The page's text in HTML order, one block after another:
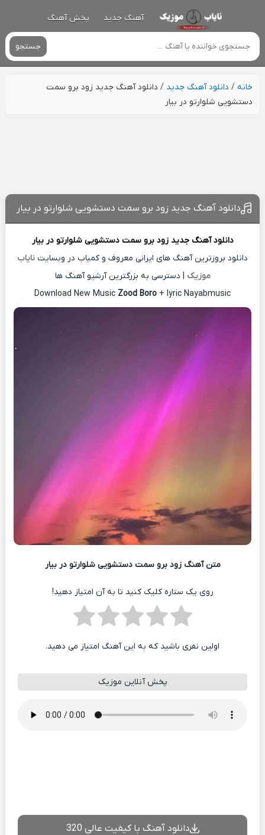
آهنگ جدید پخش آهنگ
جستجو
خانه/ دانلود آهنگ جدید / دانلود آهنگ جدید زود برو سمت
دستشویی شلوارتو در بیار
دانلود آهنگ جدید زود برو سمت دستشویی شلوارتو در بیار
دانلود آهنگ جدید زود برو سمت دستشویی شلوارتو در بیار
دانلود بروزترین آهنگ های ایرانی معروف و کمیاب در وبسایت نایاب
موزیک | دسترسی به بزرگترین آرشیو آهنگ ها
Download New Music Zood Boro + lyric Nayabmusic
متن آهنگ زود برو سمت دستشویی شلوارتو در بیار
روی یک ستاره کلیک کنید تا به آن امتیاز دهید!
اولین نفری باشید که به این آهنگ امتیاز می دهید.
پخش آنلاین موزیک
دانلود آهنگ با کیفیت عالی 320